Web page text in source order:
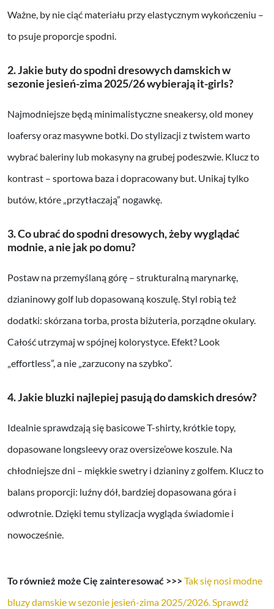
Ważne, by nie ciąć materiału przy elastycznym wykończeniu –
to psuje proporcje spodni.
2. Jakie buty do spodni dresowych damskich w
sezonie jesień-zima 2025/26 wybierają it-girls?
Najmodniejsze będą minimalistyczne sneakersy, old money
loafersy oraz masywne botki. Do stylizacji z twistem warto
wybrać baleriny lub mokasyny na grubej podeszwie. Klucz to
kontrast – sportowa baza i dopracowany but. Unikaj tylko
butów, które „przytłaczają” nogawkę.
3. Co ubrać do spodni dresowych, żeby wyglądać
modnie, a nie jak po domu?
Postaw na przemyślaną górę – strukturalną marynarkę,
dzianinowy golf lub dopasowaną koszulę. Styl robią też
dodatki: skórzana torba, prosta biżuteria, porządne okulary.
Całość utrzymaj w spójnej kolorystyce. Efekt? Look
„effortless”, a nie „zarzucony na szybko”.
4. Jakie bluzki najlepiej pasują do damskich dresów?
Idealnie sprawdzają się basicowe T-shirty, krótkie topy,
dopasowane longsleevy oraz oversize’owe koszule. Na
chłodniejsze dni – miękkie swetry i dzianiny z golfem. Klucz to
balans proporcji: luźny dół, bardziej dopasowana góra i
odwrotnie. Dzięki temu stylizacja wygląda świadomie i
nowocześnie.
To również może Cię zainteresować >>>Tak się nosi modne
bluzy damskie w sezonie jesień-zima 2025/2026. Sprawdź